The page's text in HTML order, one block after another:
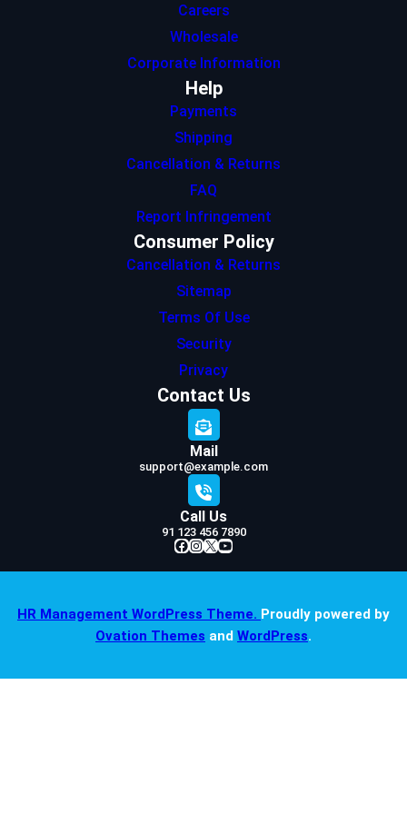
Careers
Wholesale
Corporate Information
Help
Payments
Shipping
Cancellation & Returns
FAQ
Report Infringement
Consumer Policy
Cancellation & Returns
Sitemap
Terms Of Use
Security
Privacy
Contact Us
Mail
support@example.com
Call Us
91 123 456 7890
Facebook InstagramX YouTube
HR Management WordPress Theme. Proudly powered by
Ovation Themes and WordPress.